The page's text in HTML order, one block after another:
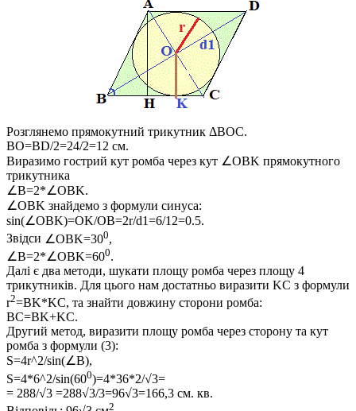
Розглянемо прямокутний трикутник ΔBOC.
BO=BD/2=24/2=12 см.
Виразимо гострий кут ромба через кут ∠OBK прямокутного
трикутника
∠B=2*∠OBK.
∠OBK знайдемо з формули синуса:
sin(∠OBK)=OK/OB=2r/d1=6/12=0.5.
Звідси ∠OBK=300,
∠B=2*∠OBK=600.
Далі є два методи, шукати площу ромба через площу 4
трикутників. Для цього нам достатньо виразити KC з формули
r2=BK*KC, та знайти довжину сторони ромба:
BC=BK+KC.
Другий метод, виразити площу ромба через сторону та кут
ромба з формули (3):
S=4r^2/sin(∠B),
S=4*6^2/sin(600)=4*36*2/√3=
= 288/√3 =288√3/3=96√3=166,3 см. кв.
2